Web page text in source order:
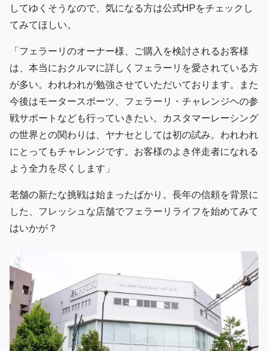
してゆくそうなので、気になる方は公式HPをチェックし
てみてほしい。
「フェラーリのオーナー様、ご購入を検討されるお客様
は、本当におクルマに詳しくフェラーリを愛されている方
が多い。われわれが勉強させていただいております。また
今後はモータースポーツ、フェラーリ・チャレンジヘの参
戦サポートなども行っていきたい。カスタマーレーシング
の世界との関わりは、ヤナセとしては初の試み。われわれ
にとってもチャレンジです。お客様のよき伴走者になれる
よう全力を尽くします」
老舗の新たな挑戦は始まったばかり。長年の信頼を背景に
した、フレッシュな店舗でフェラーリライフを始めてみて
はいかが？